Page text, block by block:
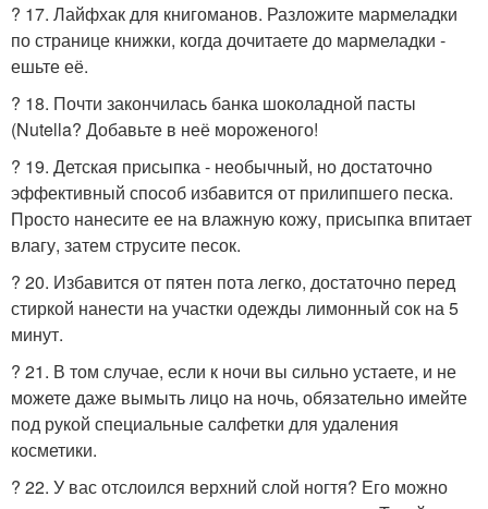
? 17. Лайфхак для книгоманов. Разложите мармеладки
по странице книжки, когда дочитаете до мармеладки -
ешьте её.
? 18. Почти закончилась банка шоколадной пасты
(Nutella? Добавьте в неё мороженого!
? 19. Детская присыпка - необычный, но достаточно
эффективный способ избавится от прилипшего песка.
Просто нанесите ее на влажную кожу, присыпка впитает
влагу, затем струсите песок.
? 20. Избавится от пятен пота легко, достаточно перед
стиркой нанести на участки одежды лимонный сок на 5
минут.
? 21. В том случае, если к ночи вы сильно устаете, и не
можете даже вымыть лицо на ночь, обязательно имейте
под рукой специальные салфетки для удаления
косметики.
? 22. У вас отслоился верхний слой ногтя? Его можно